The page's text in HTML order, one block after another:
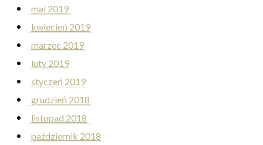
maj 2019
kwiecień 2019
marzec 2019
luty 2019
styczeń 2019
grudzień 2018
listopad 2018
październik 2018